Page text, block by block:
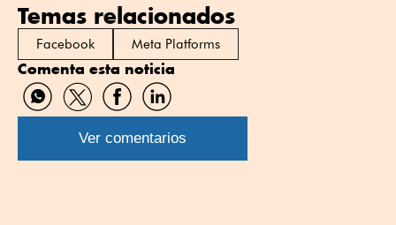
Temas relacionados
Facebook Meta Platforms
Comenta esta noticia
Compartir
por
WhatsApp
Compartir
por
Twitter
Compartir
por
Facebook
Compartir
por
Linkedin
Ver comentarios